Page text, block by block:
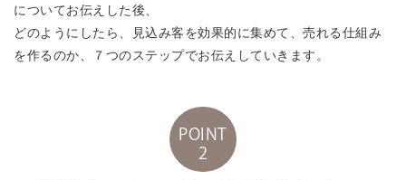
についてお伝えした後、
どのようにしたら、見込み客を効果的に集めて、売れる仕組み
を作るのか、７つのステップでお伝えしていきます。
POINT
2